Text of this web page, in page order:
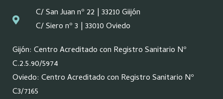
C/ San Juan nº 22 | 33210 Giijón
C/ Siero nº 3 | 33010 Oviedo
Gijón: Centro Acreditado con Registro Sanitario Nº
C.2.5.90/5974
Oviedo: Centro Acreditado con Registro Sanitario Nº
C3/7165